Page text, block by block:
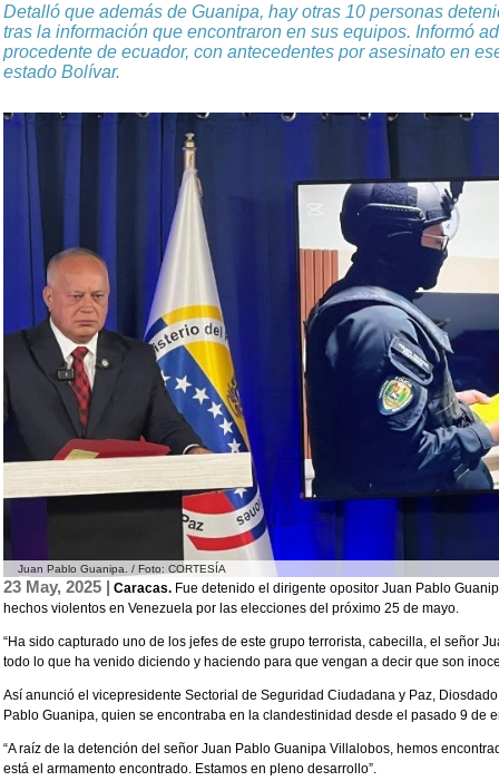
Detalló que además de Guanipa, hay otras 10 personas
tras la información que encontraron en sus equipos. Informó
procedente de ecuador, con antecedentes por asesinato en
estado Bolívar.
Juan Pablo Guanipa. / Foto: CORTESÍA
23 May, 2025 | Caracas. Fue detenido el dirigente opositor Juan Pablo
hechos violentos en Venezuela por las elecciones del próximo 25 de mayo.
“Ha sido capturado uno de los jefes de este grupo terrorista, cabecilla, el señor
todo lo que ha venido diciendo y haciendo para que vengan a decir que son
Así anunció el vicepresidente Sectorial de Seguridad Ciudadana y Paz,
Pablo Guanipa, quien se encontraba en la clandestinidad desde el pasado 9 de
“A raíz de la detención del señor Juan Pablo Guanipa Villalobos, hemos
está el armamento encontrado. Estamos en pleno desarrollo”.